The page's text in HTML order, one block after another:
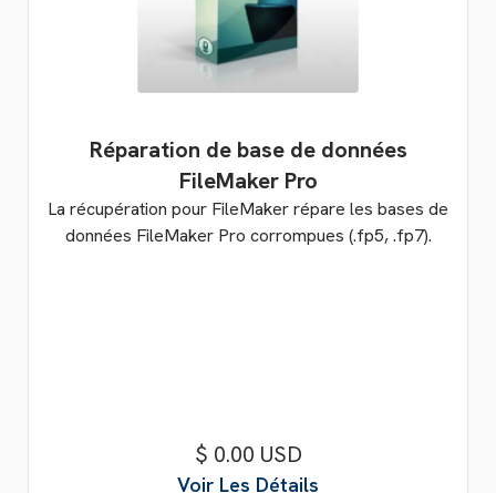
Réparation de base de données
FileMaker Pro
La récupération pour FileMaker répare les bases de
données FileMaker Pro corrompues (.fp5, .fp7).
$ 0.00 USD
Voir Les Détails